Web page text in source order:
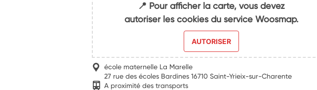
📍 Pour afficher la carte, vous devez
autoriser les cookies du service Woosmap.
AUTORISER
école maternelle La Marelle
27 rue des écoles Bardines 16710 Saint-Yrieix-sur-Charente
A proximité des transports